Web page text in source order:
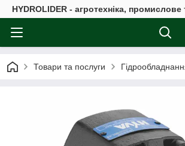
HYDROLIDER - агротехніка,
Товари та послуги